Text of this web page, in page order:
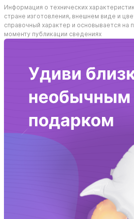
Информация о технических
стране изготовления, внешнем виде и
справочный характер и основывается на
моменту публикации сведениях